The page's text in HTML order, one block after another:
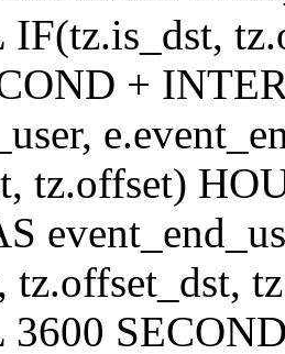
+
tz.offset)
tz.offset_dst,